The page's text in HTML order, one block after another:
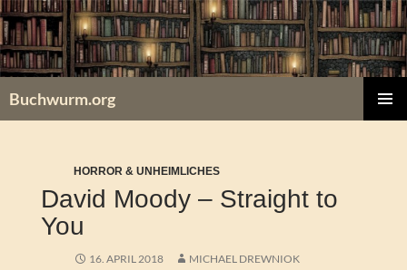
Zum
Inhalt
springen
Buchwurm.org
HORROR & UNHEIMLICHES
David Moody – Straight to
You
16. APRIL 2018 MICHAEL DREWNIOK